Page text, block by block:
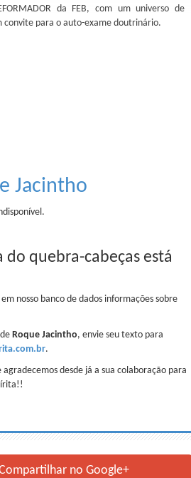
da FEB, com um universo de
convite para o auto-exame doutrinário.
Jacintho
do quebra-cabeças está
nosso banco de dados informações sobre
Roque Jacintho, envie seu texto para
.
desde já a sua colaboração para
no Google+